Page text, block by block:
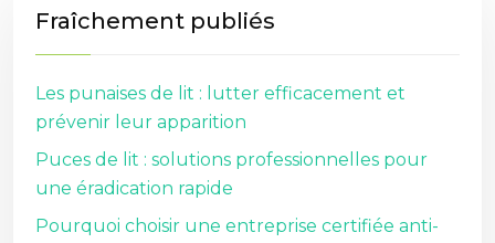
Fraîchement publiés
Les punaises de lit : lutter efficacement et
prévenir leur apparition
Puces de lit : solutions professionnelles pour
une éradication rapide
Pourquoi choisir une entreprise certifiée anti-